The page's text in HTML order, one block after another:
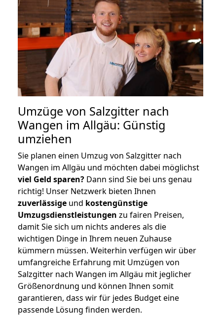
Umzüge von Salzgitter nach
Wangen im Allgäu: Günstig
umziehen
Sie planen einen Umzug von Salzgitter nach
Wangen im Allgäu und möchten dabei möglichst
viel Geld sparen? Dann sind Sie bei uns genau
richtig! Unser Netzwerk bieten Ihnen
zuverlässige und kostengünstige
Umzugsdienstleistungen zu fairen Preisen,
damit Sie sich um nichts anderes als die
wichtigen Dinge in Ihrem neuen Zuhause
kümmern müssen. Weiterhin verfügen wir über
umfangreiche Erfahrung mit Umzügen von
Salzgitter nach Wangen im Allgäu mit jeglicher
Größenordnung und können Ihnen somit
garantieren, dass wir für jedes Budget eine
passende Lösung finden werden.